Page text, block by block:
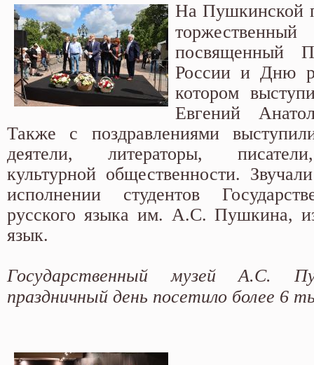
На Пушкинской
посвященный
России и Дню
котором
Евгений
Также с поздравлениями
деятели, литераторы,
культурной общественности.
исполнении студентов
русского языка им. А.С. Пушкина,
язык.
Государственный музей А.С.
праздничный день посетило более 6